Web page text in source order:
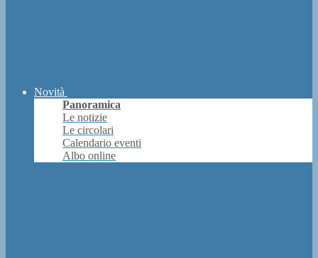
Novità
Panoramica
Le notizie
Le circolari
Calendario eventi
Albo online